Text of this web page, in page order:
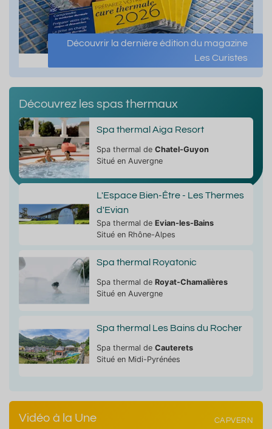
Découvrir la dernière édition du magazine
Les Curistes
Découvrez les spas thermaux
Spa thermal Aiga Resort
Spa thermal de Chatel-Guyon
Situé en Auvergne
L'Espace Bien-Être - Les Thermes
d'Evian
Spa thermal de Evian-les-Bains
Situé en Rhône-Alpes
Spa thermal Royatonic
Spa thermal de Royat-Chamalières
Situé en Auvergne
Spa thermal Les Bains du Rocher
Spa thermal de Cauterets
Situé en Midi-Pyrénées
Vidéo à la Une CAPVERN